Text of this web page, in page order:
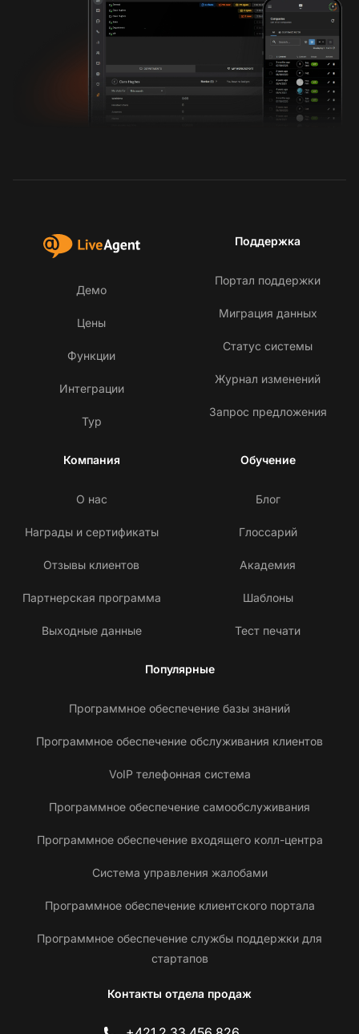
Демо
Цены
Функции
Интеграции
Тур
Поддержка
Портал поддержки
Миграция данных
Статус системы
Журнал изменений
Запрос предложения
Компания
О нас
Награды и сертификаты
Отзывы клиентов
Партнерская программа
Выходные данные
Обучение
Блог
Глоссарий
Академия
Шаблоны
Тест печати
Популярные
Программное обеспечение базы знаний
Программное обеспечение обслуживания клиентов
VoIP телефонная система
Программное обеспечение самообслуживания
Программное обеспечение входящего колл-центра
Система управления жалобами
Программное обеспечение клиентского портала
Программное обеспечение службы поддержки для
стартапов
Контакты отдела продаж